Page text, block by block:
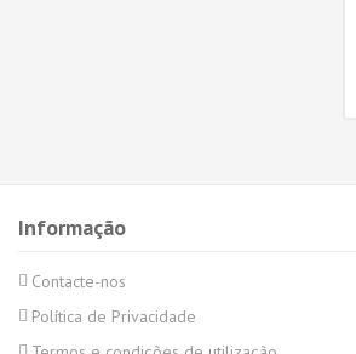
Informação
Contacte-nos
Política de Privacidade